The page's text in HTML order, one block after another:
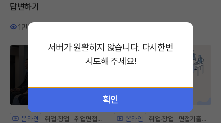
답변하기
조회수
1만회
온라인 취업·창업 취업면접가이드 온라인 취업·창업 면접기출문제
서버가 원활하지 않습니다. 다시한번
시도해 주세요!
확인